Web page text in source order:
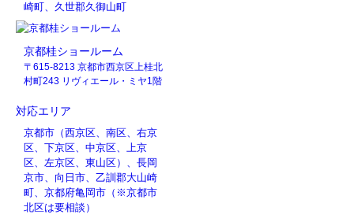
崎町、久世郡久御山町
京都桂ショールーム
〒615-8213 京都市西京区上桂北
村町243 リヴィエール・ミヤ1階
対応エリア
京都市（西京区、南区、右京
区、下京区、中京区、上京
区、左京区、東山区）、長岡
京市、向日市、乙訓郡大山崎
町、京都府亀岡市（※京都市
北区は要相談）